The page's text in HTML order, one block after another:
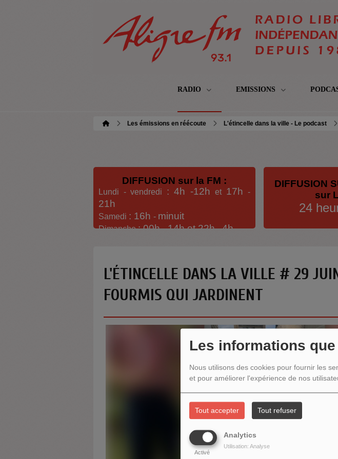
Les informations
Nous utilisons des cookies pour fournir les
et pour améliorer l'expérience de nos
Tout accepter Tout refuser
Analytics
Activé
Utilisation: Analyse
RADIO EMISSIONS
Les émissions en réécoute L'étincelle dans la ville - Le podcast
DIFFUSION sur la FM :
Lundi - vendredi : 4h -12h et 17h -
21h
Samedi : 16h - minuit
Dimanche: 00h -14h et 22h-4h
DIFFUSION
sur
24
L'ÉTINCELLE DANS LA VILLE # 29
FOURMIS QUI JARDINENT